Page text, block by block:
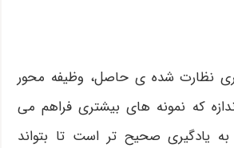
نظارت شده ی حاصل، وظیفه محور
که نمونه های بیشتری فراهم می
به یادگیری صحیح تر است تا بتواند